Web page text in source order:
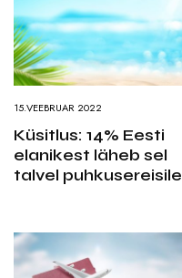
15.VEEBRUAR 2022
Küsitlus: 14% Eesti
elanikest läheb sel
talvel puhkusereisile